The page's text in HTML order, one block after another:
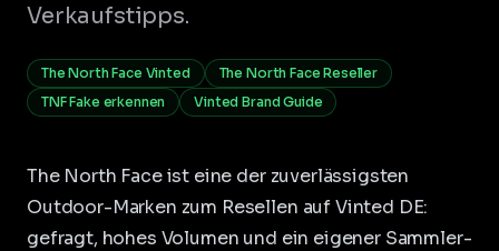
Verkaufstipps.
The North Face Vinted
The North Face Reseller
TNF Fake erkennen
Vinted Brand Guide
The North Face ist eine der zuverlässigsten
Outdoor-Marken zum Resellen auf Vinted DE:
gefragt, hohes Volumen und ein eigener Sammler-